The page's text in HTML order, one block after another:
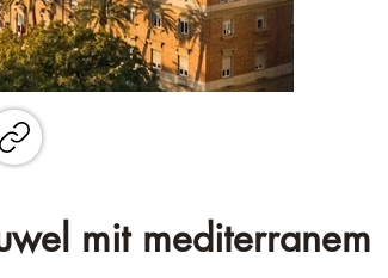
mit mediterranem